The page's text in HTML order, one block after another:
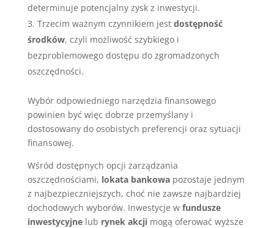
determinuje potencjalny zysk z inwestycji.
Trzecim ważnym czynnikiem jest dostępność
środków, czyli możliwość szybkiego i
bezproblemowego dostępu do zgromadzonych
oszczędności.
Wybór odpowiedniego narzędzia finansowego
powinien być więc dobrze przemyślany i
dostosowany do osobistych preferencji oraz sytuacji
finansowej.
Wśród dostępnych opcji zarządzania
oszczędnościami, lokata bankowapozostaje jednym
z najbezpieczniejszych, choć nie zawsze najbardziej
dochodowych wyborów. Inwestycje w fundusze
inwestycyjnelub rynek akcjimogą oferować wyższe